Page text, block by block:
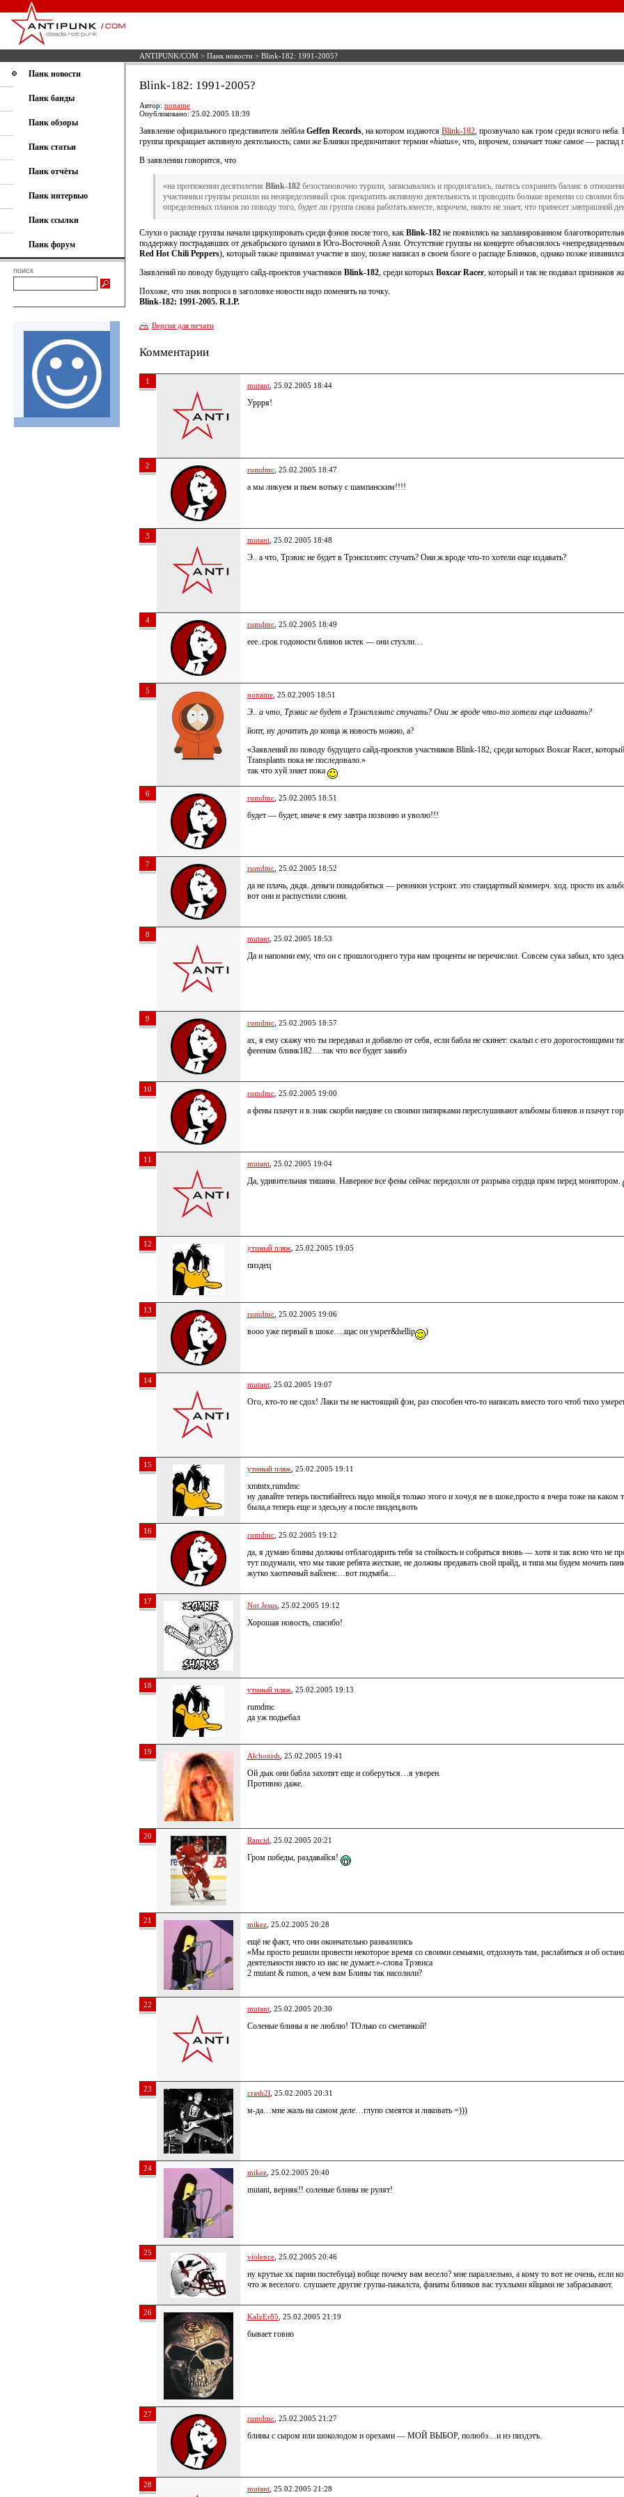
ANTIPUNK/COM > Панк новости > Blink-182: 1991-2005?
Панк новости
Панк банды
Панк обзоры
Панк статьи
Панк отчёты
Панк интервью
Панк ссылки
Панк форум
поиск
Blink-182: 1991-2005?
Автор: noname
Опубликовано: 25.02.2005 18:39
Заявление официального представителя лейбла Geffen Records, на котором издаются Blink-182, прозвучало как гром среди ясного
группа прекращает активную деятельность; сами же Блинки предпочитают термин «hiatus», что, впрочем, означает тоже самое — распад
В заявлении говорится, что
«на протяжении десятилетия Blink-182 безостановочно турили, записывались и продвигались, пытясь сохранить баланс в
участиники группы решили на неопределенный срок прекратить активную деятельность и проводить больше времени со своими
определенных планов по поводу того, будет ли группа снова работать вместе, впрочем, никто не знает, что принесет завтрашний
Слухи о распаде группы начали циркулировать среди фэнов после того, как Blink-182 не появились на запланированном
поддержку пострадавших от декабрьского цунами в Юго-Восточной Азии. Отсутствие группы на концерте объяснялось
Red Hot Chili Peppers), который также принимал участие в шоу, позже написал в своем блоге о распаде Блинков, однако позже
Заявлений по поводу будущего сайд-проектов участников Blink-182, среди которых Boxcar Racer, который и так не подавал признаков
Похоже, что знак вопроса в заголовке новости надо поменять на точку.
Blink-182: 1991-2005. R.I.P.
Версия для печати
Комментарии
1 mutant , 25.02.2005 18:44
Уррря!
2 rumdmc , 25.02.2005 18:47
а мы ликуем и пьем вотьку с шампанским!!!!
3 mutant , 25.02.2005 18:48
Э.. а что, Трэвис не будет в Трэнсплэнтс стучать? Они ж вроде что-то хотели еще издавать?
4 rumdmc , 25.02.2005 18:49
еее..срок годоности блинов истек — они стухли…
5 noname , 25.02.2005 18:51
Э.. а что, Трэвис не будет в Трэнсплэнтс стучать? Они ж вроде что-то хотели еще издавать?
йопт, ну дочитать до конца ж новость можно, а?
«Заявлений по поводу будущего сайд-проектов участников Blink-182, среди которых Boxcar Racer,
Transplants пока не последовало.»
так что хуй знает пока
6 rumdmc , 25.02.2005 18:51
будет — будет, иначе я ему завтра позвоню и уволю!!!
7 rumdmc , 25.02.2005 18:52
да не плачь, дядя. деньги понадобяться — реюнион устроят. это стандартный коммерч. ход. просто их
вот они и распустили слюни.
8 mutant , 25.02.2005 18:53
Да и напомни ему, что он с прошлогоднего тура нам проценты не перечислил. Совсем сука забыл, кто
9 rumdmc , 25.02.2005 18:57
ах, я ему скажу что ты передавал и добавлю от себя, если бабла не скинет: скальп с его дорогостоищими
фееенам блинк182….так что все будет заиибэ
10 rumdmc , 25.02.2005 19:00
а фены плачут и в знак скорби наедине со своими пипирками переслушивают альбомы блинов и плачут
11 mutant , 25.02.2005 19:04
Да, удивительная тишина. Наверное все фены сейчас передохли от разрыва сердца прям перед монитором.
12 утиный пляж , 25.02.2005 19:05
пиздец
13 rumdmc , 25.02.2005 19:06
вооо уже первый в шоке….щас он умрет&hellip )
14 mutant , 25.02.2005 19:07
Ого, кто-то не сдох! Лаки ты не настоящий фэн, раз способен что-то написать вместо того чтоб тихо
15 утиный пляж , 25.02.2005 19:11
xmtntx,rumdmc
ну давайте теперь постибайтесь надо мной,я только этого и хочу,я не в шоке,просто я вчера тоже на каком
была,а теперь еще и здесь,ну а после пиздец,воть
16 rumdmc , 25.02.2005 19:12
да, я думаю блины должны отблагодарить тебя за стойкость и собраться вновь — хотя и так ясно что не
тут подумали, что мы такие ребята жесткие, не должны предавать свой прайд, и типа мы будем мочить
жутко хаотичный вайленс…вот подъяба…
17 Not Jesus , 25.02.2005 19:12
Хорошая новость, спасибо!
18 утиный пляж , 25.02.2005 19:13
rumdmc
да уж подьебал
19 Alchonish , 25.02.2005 19:41
Ой дык они бабла захотят еще и соберуться…я уверен.
Противно даже.
20 Rancid , 25.02.2005 20:21
Гром победы, раздавайся!
21 mikez , 25.02.2005 20:28
ещё не факт, что они окончательно развалились
«Мы просто решили провести некоторое время со своими семьями, отдохнуть там, раслабиться и об
деятельности никто из нас не думает.»-слова Трэвиса
2 mutant & rumon, а чем вам Блины так насолили?
22 mutant , 25.02.2005 20:30
Соленые блины я не люблю! ТОлько со сметанкой!
23 crash2l , 25.02.2005 20:31
м-да…мне жаль на самом деле…глупо смеятся и ликовать =)))
24 mikez , 25.02.2005 20:40
mutant, верняк!! соленые блины не рулят!
25 violence , 25.02.2005 20:46
ну крутые хк парни постебуца) вобще почему вам весело? мне параллельно, а кому то вот не очень, если
что ж веселого. слушаете другие групы-пажалста, фанаты блинков вас тухлыми яйцами не забрасывают.
26 KaIzEr85 , 25.02.2005 21:19
бывает говно
27 rumdmc , 25.02.2005 21:27
блины с сыром или шоколодом и орехами — МОЙ ВЫБОР, полюбэ…и нэ пиздэтъ.
28 mutant , 25.02.2005 21:28